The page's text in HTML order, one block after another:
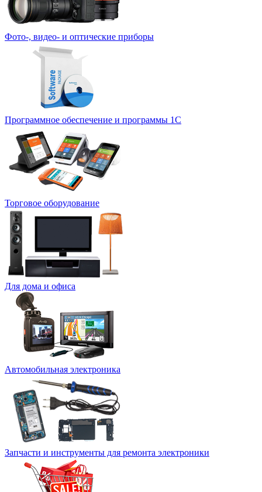
Фото-, видео- и оптические приборы
Программное обеспечение и программы 1С
Торговое оборудование
Для дома и офиса
Автомобильная электроника
Запчасти и инструменты для ремонта электроники